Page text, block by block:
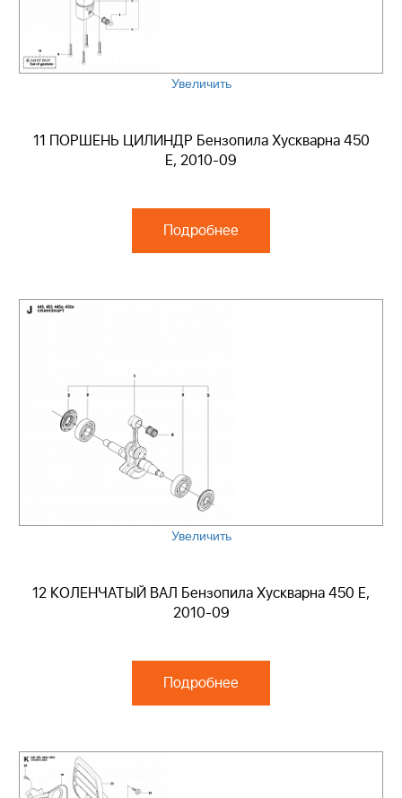
Увеличить
11 ПОРШЕНЬ ЦИЛИНДР Бензопила Хускварна 450
E, 2010-09
Подробнее
Увеличить
12 КОЛЕНЧАТЫЙ ВАЛ Бензопила Хускварна 450 E,
2010-09
Подробнее